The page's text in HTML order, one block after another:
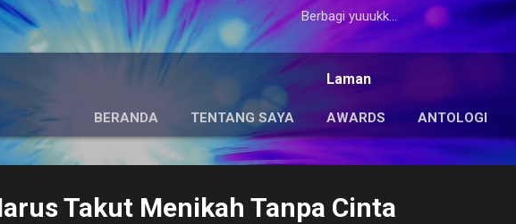
Berbagi yuuukk...
Laman
BERANDA TENTANG SAYA AWARDS ANTOLOGI
Takut Menikah Tanpa Cinta